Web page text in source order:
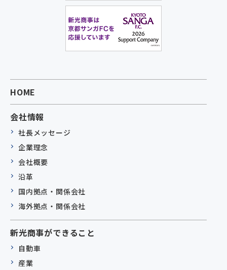
HOME
会社情報
社長メッセージ
企業理念
会社概要
沿革
国内拠点・関係会社
海外拠点・関係会社
新光商事ができること
自動車
産業